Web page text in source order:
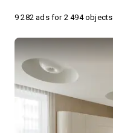
9 282 ads for 2 494 objects